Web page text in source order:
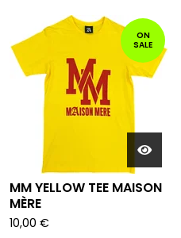
ON
SALE
MM YELLOW TEE MAISON
MÈRE
10,00 €